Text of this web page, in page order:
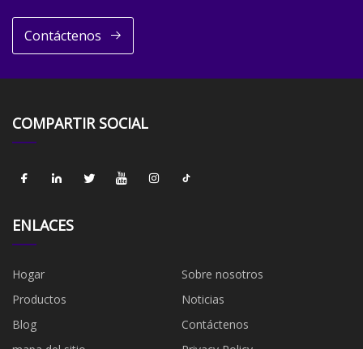
Contáctenos
COMPARTIR SOCIAL
ENLACES
Hogar
Sobre nosotros
Productos
Noticias
Blog
Contáctenos